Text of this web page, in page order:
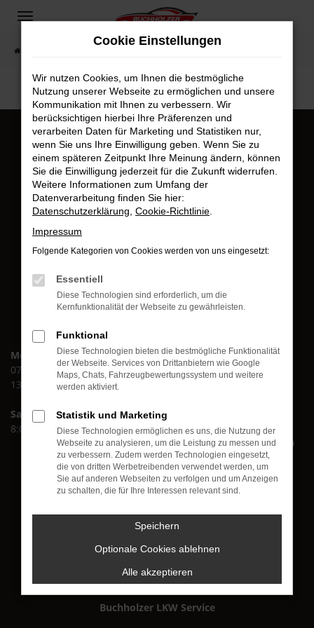
Zum
springen
Fahrzeugsuche
Kundenstimmen
Jetzt bewerten
Öffnungszeiten & Kontakt
Montag bis Freitag:
07:30 bis 12:00 Uhr
13:00 bis 17:00 Uhr
Samstag
8:00 bis 13:00 Uhr
Buchholzer KFZ GmbH
Im roten Tal 16
+49 (0) 26 54 - 88 69 90
+49 (0) 26 54 - 88 69 920
Buchholzer KFZ-Meisterbetrieb
Buchholzer PKW Service
Buchholzer LKW Service
Cookie Einstellungen
Wir nutzen Cookies, um Ihnen die bestmögliche
Nutzung unserer Webseite zu ermöglichen und unsere
Kommunikation mit Ihnen zu verbessern. Wir
berücksichtigen hierbei Ihre Präferenzen und
verarbeiten Daten für Marketing und Statistiken nur,
wenn Sie uns Ihre Einwilligung geben. Wenn Sie zu
einem späteren Zeitpunkt Ihre Meinung ändern, können
Sie die Einwilligung jederzeit für die Zukunft widerrufen.
Weitere Informationen zum Umfang der
Datenverarbeitung finden Sie hier:
Datenschutzerklärung Cookie-Richtlinie
Impressum
Folgende Kategorien von Cookies werden von uns eingesetzt:
Essentiell
Diese Technologien sind erforderlich, um die
Kernfunktionalität der Webseite zu gewährleisten.
Funktional
Diese Technologien bieten die bestmögliche Funktionalität
der Webseite. Services von Drittanbietern wie Google
Maps, Chats, Fahrzeugbewertungssystem und weitere
werden aktiviert.
Statistik und Marketing
Diese Technologien ermöglichen es uns, die Nutzung der
Webseite zu analysieren, um die Leistung zu messen und
zu verbessern. Zudem werden Technologien eingesetzt,
die von dritten Werbetreibenden verwendet werden, um
Sie auf anderen Webseiten zu verfolgen und um Anzeigen
zu schalten, die für Ihre Interessen relevant sind.
Speichern
Optionale Cookies ablehnen
Alle akzeptieren